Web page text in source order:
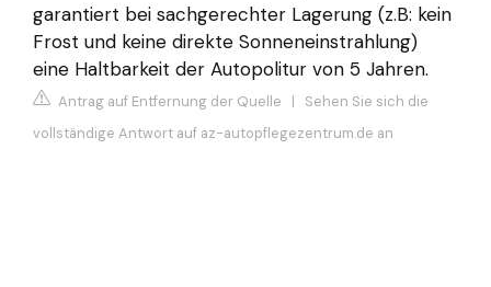
garantiert bei sachgerechter Lagerung (z.B: kein
Frost und keine direkte Sonneneinstrahlung)
eine Haltbarkeit der Autopolitur von 5 Jahren.
Antrag auf Entfernung der Quelle | Sehen Sie sich die
vollständige Antwort auf az-autopflegezentrum.de an